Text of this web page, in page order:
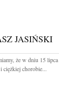
JASIŃSKI
że w dniu 15 lipca
ciężkiej chorobie...